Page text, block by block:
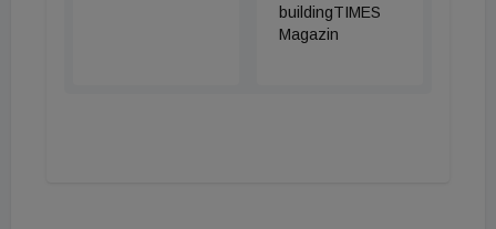
buildingTIMES
Magazin